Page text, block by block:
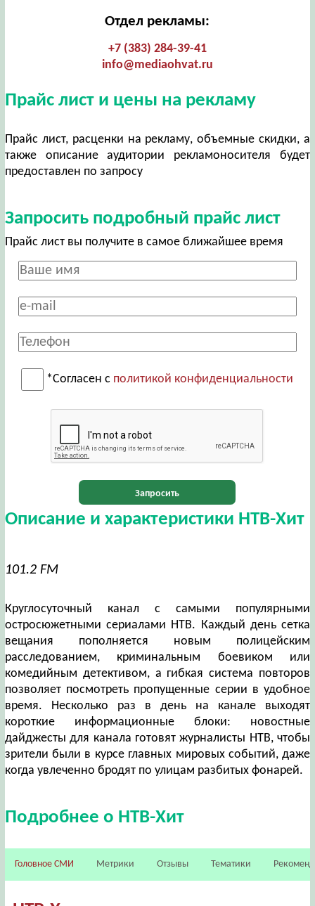
Отдел рекламы:
+7 (383) 284-39-41
info@mediaohvat.ru
Прайс лист и цены на рекламу
Прайс лист, расценки на рекламу, объемные скидки, а
также описание аудитории рекламоносителя будет
предоставлен по запросу
Запросить подробный прайс лист
Прайс лист вы получите в самое ближайшее время
*Согласен с политикой конфиденциальности
Запросить
Описание и характеристики НТВ-Хит
101.2 FM
Круглосуточный канал с самыми популярными
остросюжетными сериалами НТВ. Каждый день сетка
вещания пополняется новым полицейским
расследованием, криминальным боевиком или
комедийным детективом, а гибкая система повторов
позволяет посмотреть пропущенные серии в удобное
время. Несколько раз в день на канале выходят
короткие информационные блоки: новостные
дайджесты для канала готовят журналисты НТВ, чтобы
зрители были в курсе главных мировых событий, даже
когда увлеченно бродят по улицам разбитых фонарей.
Подробнее о НТВ-Хит
Головное СМИ Метрики Отзывы Тематики